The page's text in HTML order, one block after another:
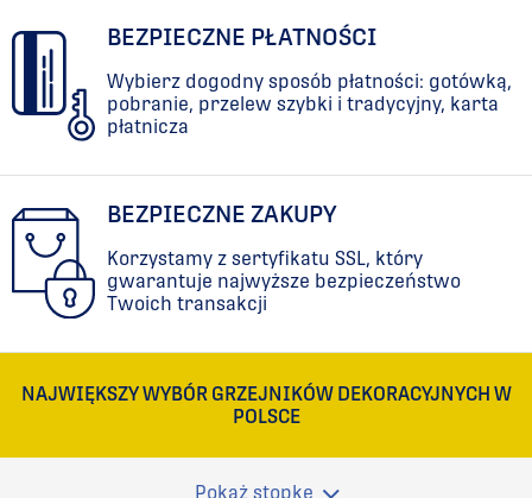
BEZPIECZNE PŁATNOŚCI
Wybierz dogodny sposób płatności: gotówką,
pobranie, przelew szybki i tradycyjny, karta
płatnicza
BEZPIECZNE ZAKUPY
Korzystamy z sertyfikatu SSL, który
gwarantuje najwyższe bezpieczeństwo
Twoich transakcji
NAJWIĘKSZY WYBÓR GRZEJNIKÓW DEKORACYJNYCH W
POLSCE
Pokaż stopkę